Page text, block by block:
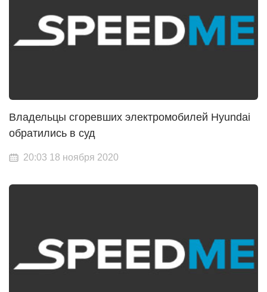
Владельцы сгоревших электромобилей Hyundai
обратились в суд
20:03 18 ноября 2020